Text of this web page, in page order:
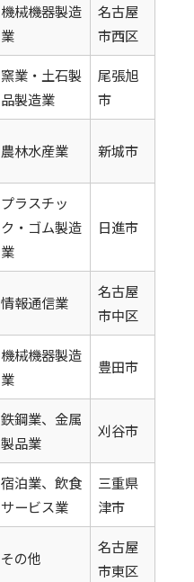
機械機器製造
業
名古屋
市西区
窯業・土石製
品製造業
尾張旭
市
農林水産業 新城市
プラスチッ
ク・ゴム製造
業
日進市
情報通信業
名古屋
市中区
機械機器製造
業
豊田市
鉄鋼業、金属
製品業
刈谷市
宿泊業、飲食
サービス業
三重県
津市
その他
名古屋
市東区